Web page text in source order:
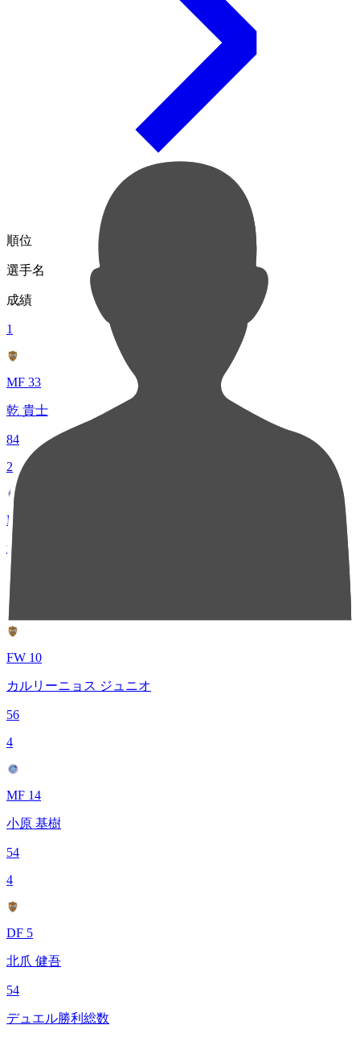
順位
選手名
成績
1
MF 33
乾 貴士
84
2
MF 7
武田 英寿
69
3
FW 10
カルリーニョス ジュニオ
56
4
MF 14
小原 基樹
54
4
DF 5
北爪 健吾
54
デュエル勝利総数